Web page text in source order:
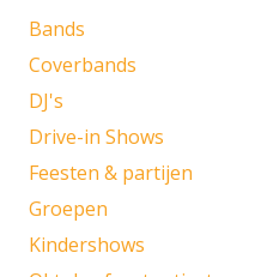
Bands
Coverbands
DJ's
Drive-in Shows
Feesten & partijen
Groepen
Kindershows